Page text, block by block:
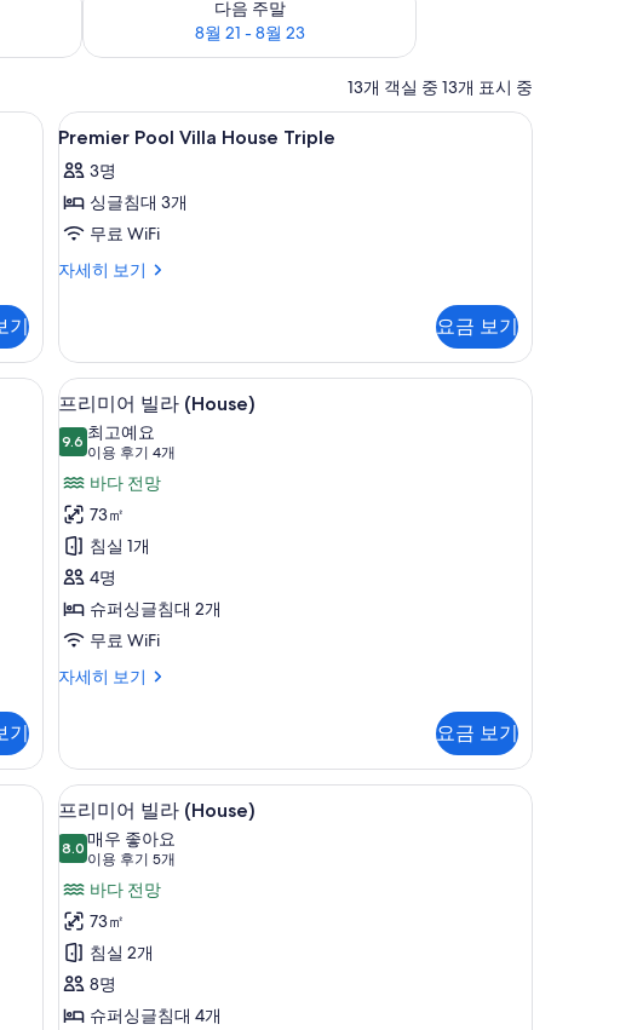
다음 주말
8월 21 - 8월 23
13개 객실 중 13개 표시 중
내 금고, 책상
기
Premier
Pool
Villa
House
Triple
사
두
보
기
고급 침구, 필로우탑 침대, 객실 내 금고, 책상
1
Premier Pool Villa House Triple
3명
싱글침대 3개
무료 WiFi
자세히 보기
Premier
Triple
자
세
보
요금 보기
수영장 | 고급 침구, 필로우탑 침대, 객실 내 금고, 책상
기
프
리
미
어
빌
라
(House)
사
진
모
기
프리미어 빌라 (House) | 고급 침구, 필로우탑
14
프리미어 빌라 (House)
9.69.6점 만점 중 10점
최고예요
이용 후기 4개
(이
용
후
기
4
개)
바다 전망
73㎡
침실 1개
4명
슈퍼싱글침대 2개
무료 WiFi
자세히 보기
프
빌
라
(House)
세
보
기
요금 보기
| 고급 침구, 필로우탑 침대, 객실 내 금고, 책상
프
리
미
어
빌
라
(House)
사
프리미어 빌라 (House) | 고급 침구, 필로우탑
11
프리미어 빌라 (House)
8.08.0점 만점 중 10점
매우 좋아요
이용 후기 5개
(이
용
후
기
5
개)
바다 전망
73㎡
침실 2개
8명
슈퍼싱글침대 4개